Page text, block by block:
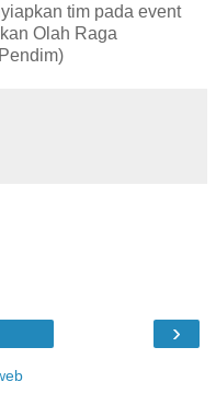
tim pada event
Olah Raga
›